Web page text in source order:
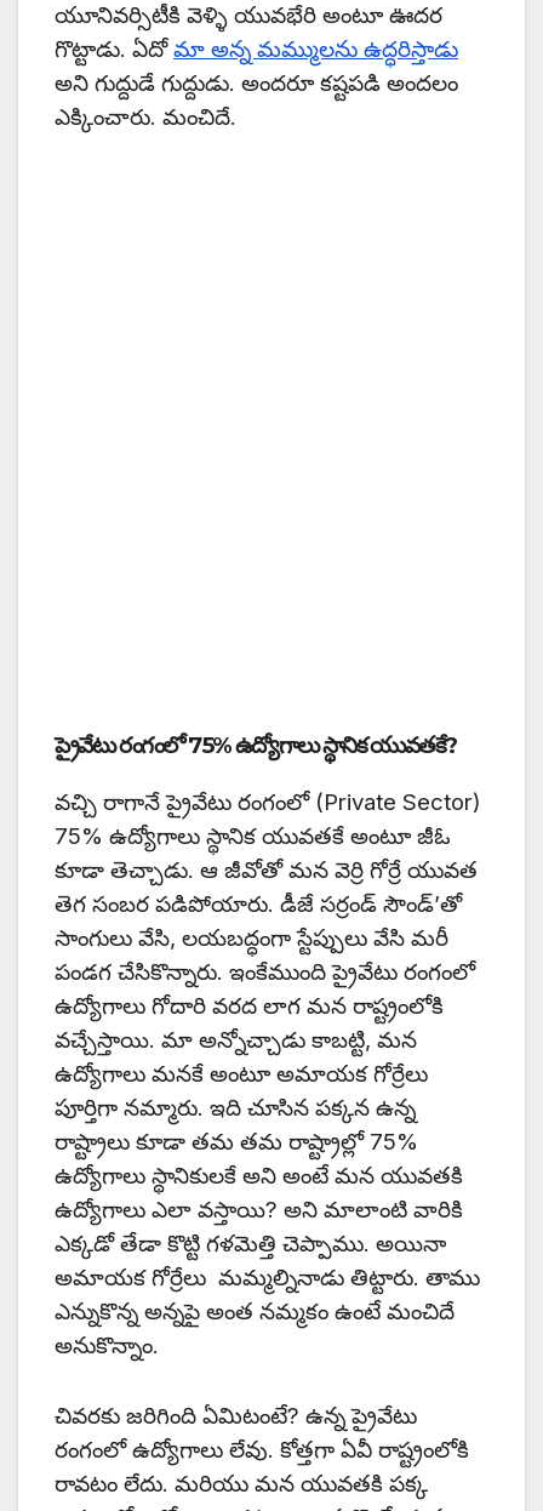
యూనివర్సిటీకి వెళ్ళి యువభేరి అంటూ ఊదర
గొట్టాడు. ఏదోమా అన్న మమ్ములను ఉద్ధరిస్తాడు
అని గుద్దుడే గుద్దుడు. అందరూ కష్టపడి అందలం
ఎక్కించారు. మంచిదే.
ప్రైవేటు రంగంలో 75% ఉద్యోగాలు స్థానిక యువతకే?
వచ్చి రాగానే ప్రైవేటు రంగంలో (Private Sector)
75% ఉద్యోగాలు స్థానిక యువతకే అంటూ జీఓ
కూడా తెచ్చాడు. ఆ జీవోతో మన వెర్రి గోర్రే యువత
తెగ సంబర పడిపోయారు. డీజే సర్రండ్ సౌండ్’తో
సాంగులు వేసి, లయబద్ధంగా స్టేప్పులు వేసి మరీ
పండగ చేసికొన్నారు. ఇంకేముంది ప్రైవేటు రంగంలో
ఉద్యోగాలు గోదారి వరద లాగ మన రాష్ట్రంలోకి
వచ్చేస్తాయి. మా అన్నోచ్చాడు కాబట్టి, మన
ఉద్యోగాలు మనకే అంటూ అమాయక గోర్రేలు
పూర్తిగా నమ్మారు. ఇది చూసిన పక్కన ఉన్న
రాష్ట్రాలు కూడా తమ తమ రాష్ట్రాల్లో 75%
ఉద్యోగాలు స్థానికులకే అని అంటే మన యువతకి
ఉద్యోగాలు ఎలా వస్తాయి? అని మాలాంటి వారికి
ఎక్కడో తేడా కొట్టి గళమెత్తి చెప్పాము. అయినా
అమాయక గోర్రేలు మమ్మల్నినాడు తిట్టారు. తాము
ఎన్నుకొన్న అన్నపై అంత నమ్మకం ఉంటే మంచిదే
అనుకొన్నాం.
చివరకు జరిగింది ఏమిటంటే? ఉన్న ప్రైవేటు
రంగంలో ఉద్యోగాలు లేవు. కోత్తగా ఏవీ రాష్ట్రంలోకి
రావటం లేదు. మరియు మన యువతకి పక్క